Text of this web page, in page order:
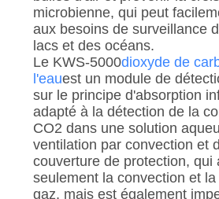
microbienne, qui peut
aux besoins de surveillance
lacs et des océans.
Le KWS-5000dioxyde de
l'eauest un module de
sur le principe d'absorption
adapté à la détection de la
CO2 dans une solution
ventilation par convection et
couverture de protection, qui
seulement la convection et
gaz, mais est également